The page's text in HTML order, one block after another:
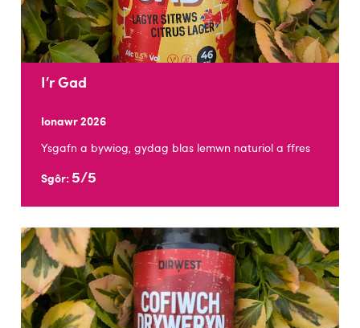
I’r Gad
Ionawr 2026
Ysgafn a bywiog, gydag blas lemwn naturiol a ffres
Sgôr: 5/5